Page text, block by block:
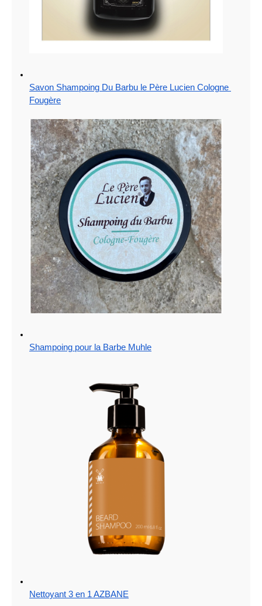
Savon Shampoing Du Barbu le Père Lucien Cologne
Fougère
Shampoing pour la Barbe Muhle
Nettoyant 3 en 1 AZBANE